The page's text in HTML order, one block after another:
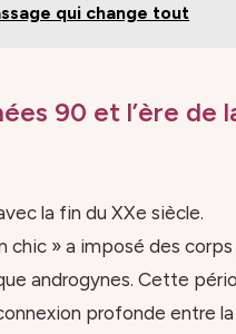
qui change tout
90 et l’ère de
la fin du XXe siècle.
chic » a imposé des corps
androgynes. Cette
profonde entre la